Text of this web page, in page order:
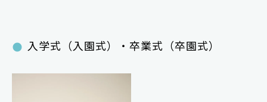
入学式（入園式）・卒業式（卒園式）